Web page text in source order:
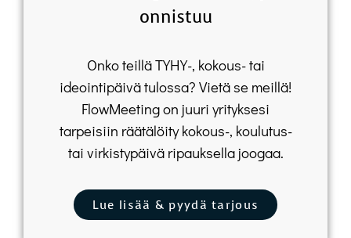
onnistuu
Onko teillä TYHY-, kokous- tai
ideointipäivä tulossa? Vietä se meillä!
FlowMeeting on juuri yrityksesi
tarpeisiin räätälöity kokous-, koulutus-
tai virkistypäivä ripauksella joogaa.
Lue lisää & pyydä tarjous